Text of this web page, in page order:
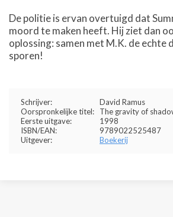
De politie is ervan overtuigd dat
moord te maken heeft. Hij ziet dan
oplossing: samen met M.K. de echte
sporen!
Schrijver:
David Ramus
Oorspronkelijke titel:
The gravity of
Eerste uitgave:
1998
ISBN/EAN:
9789022525487
Uitgever:
Boekerij